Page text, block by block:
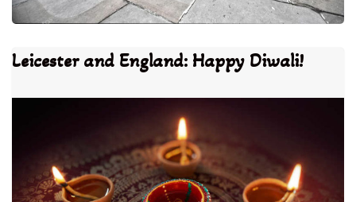
Leicester and England: Happy Diwali!